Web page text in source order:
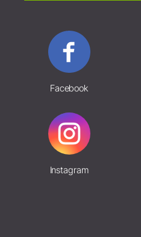
Facebook
Instagram